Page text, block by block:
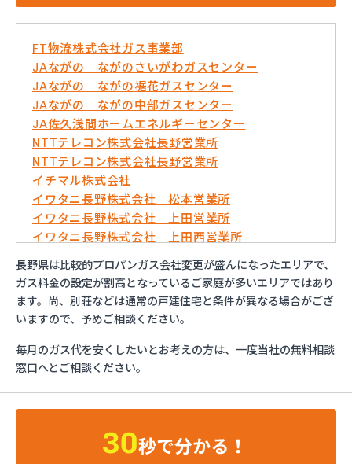
FT物流株式会社ガス事業部
JAながの ながのさいがわガスセンター
JAながの ながの裾花ガスセンター
JAながの ながの中部ガスセンター
JA佐久浅間ホームエネルギーセンター
NTTテレコン株式会社長野営業所
NTTテレコン株式会社長野営業所
イチマル株式会社
イワタニ長野株式会社 松本営業所
イワタニ長野株式会社 上田営業所
イワタニ長野株式会社 上田西営業所
イワタニ長野株式会社 佐久営業所
イワタニ長野株式会社 長野営業所
エッソ・ガスセンター長野
ガスネット佐久
サンリン株式会社
サンリン株式会社 松本オートガススタンド
サンリン株式会社 長野南支店
サンリン株式会社 松本支店
長野県は比較的プロパンガス会社変更が盛んになったエリアで、
ガス料金の設定が割高となっているご家庭が多いエリアではあり
ます。尚、別荘などは通常の戸建住宅と条件が異なる場合がござ
いますので、予めご相談ください。
毎月のガス代を安くしたいとお考えの方は、一度当社の無料相談
窓口へとご相談ください。